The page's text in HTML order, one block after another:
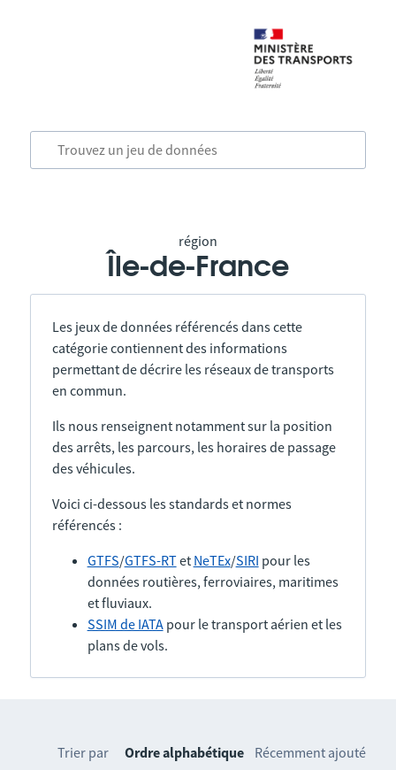
région
Île-de-France
Les jeux de données référencés dans cette
catégorie contiennent des informations
permettant de décrire les réseaux de transports
en commun.
Ils nous renseignent notamment sur la position
des arrêts, les parcours, les horaires de passage
des véhicules.
Voici ci-dessous les standards et normes
référencés :
GTFS/GTFS-RTet NeTEx/SIRI pour les
données routières, ferroviaires, maritimes
et fluviaux.
SSIM de IATApour le transport aérien et les
plans de vols.
Trier par Ordre alphabétique Récemment ajouté